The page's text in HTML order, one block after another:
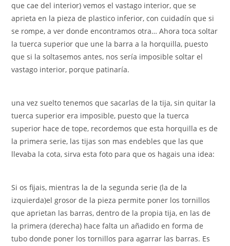
que cae del interior) vemos el vastago interior, que se
aprieta en la pieza de plastico inferior, con cuidadín que si
se rompe, a ver donde encontramos otra… Ahora toca soltar
la tuerca superior que une la barra a la horquilla, puesto
que si la soltasemos antes, nos sería imposible soltar el
vastago interior, porque patinaría.
una vez suelto tenemos que sacarlas de la tija, sin quitar la
tuerca superior era imposible, puesto que la tuerca
superior hace de tope, recordemos que esta horquilla es de
la primera serie, las tijas son mas endebles que las que
llevaba la cota, sirva esta foto para que os hagais una idea:
Si os fijais, mientras la de la segunda serie (la de la
izquierda)el grosor de la pieza permite poner los tornillos
que aprietan las barras, dentro de la propia tija, en las de
la primera (derecha) hace falta un añadido en forma de
tubo donde poner los tornillos para agarrar las barras. Es